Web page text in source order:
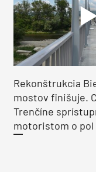
Rekonštrukcia
mostov finišuje.
Trenčíne
motoristom o pol